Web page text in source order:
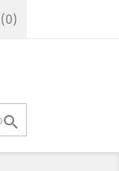
(0)
